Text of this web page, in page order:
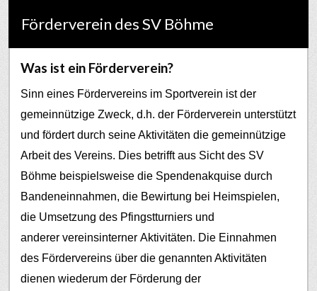
Förderverein des SV Böhme
Was ist ein Förderverein?
Sinn eines Fördervereins im Sportverein ist der
gemeinnützige Zweck, d.h. der Förderverein unterstützt
und fördert durch seine Aktivitäten die gemeinnützige
Arbeit des Vereins. Dies betrifft aus Sicht des SV
Böhme beispielsweise die Spendenakquise durch
Bandeneinnahmen, die Bewirtung bei Heimspielen,
die Umsetzung des Pfingstturniers und
anderer vereinsinterner Aktivitäten. Die Einnahmen
des Fördervereins über die genannten Aktivitäten
dienen wiederum der Förderung der